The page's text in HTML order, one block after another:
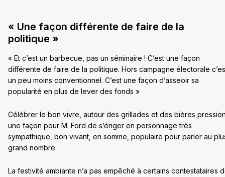
« Une façon différente de faire de la
politique »
« Et c’est un barbecue, pas un séminaire ! C’est une façon
différente de faire de la politique. Hors campagne électorale
un peu moins conventionnel. C’est une façon d’asseoir sa
popularité en plus de lever des fonds »
Célébrer le bon vivre, autour des grillades et des bières
une façon pour M. Ford de s’ériger en personnage très
sympathique, bon vivant, en somme, populaire pour parler au
grand nombre.
La festivité ambiante n’a pas empêché à certains contestataires